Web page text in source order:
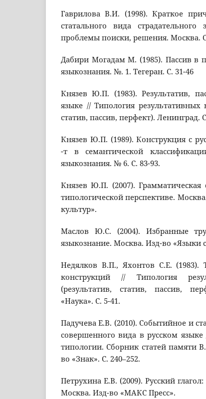
Гаврилова В.И. (1998). Краткое
статального вида
проблемы поиски, решения. Москва.
Дабири Могадам М. (1985). Пассив в
языкознания. №. 1. Тегеран. С. 31-46
Князев Ю.П. (1983). Результатив,
языке // Типология результативных
статив, пассив, перфект). Ленинград.
Князев Ю.П. (1989). Конструкция с
-т в семантической
языкознания. № 6. С. 83-93.
Князев Ю.П. (2007). Грамматическая
типологической перспективе.
культур».
Маслов Ю.С. (2004). Избранные
языкознание. Москва. Изд-во «Языки
Недялков В.П., Яхонтов С.Е. (1983).
конструкций // Типология
(результатив, статив, пассив,
«Наука». С. 5-41.
Падучева Е.В. (2010). Событийное и
совершенного вида в русском
типологии. Сборник статей памяти
во «Знак». С. 240–252.
Петрухина Е.В. (2009). Русский
Москва. Изд-во «МАКС Пресс».